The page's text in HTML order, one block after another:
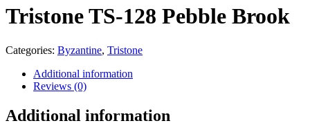
Tristone TS-128 Pebble Brook
Categories: Byzantine, Tristone
Additional information
Reviews (0)
Additional information